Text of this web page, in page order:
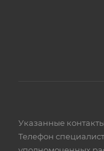
Указанные
Телефон